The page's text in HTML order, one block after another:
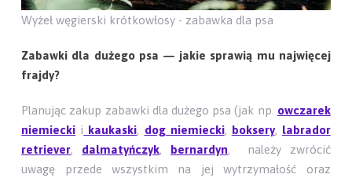
Wyżeł węgierski krótkowłosy - zabawka dla psa
Zabawki dla dużego psa — jakie sprawią mu najwięcej
frajdy?
Planując zakup zabawki dla dużego psa (jak np. owczarek
niemiecki i kaukaski, dog niemiecki, boksery, labrador
retriever, dalmatyńczyk, bernardyn, należy zwrócić
uwagę przede wszystkim na jej wytrzymałość oraz